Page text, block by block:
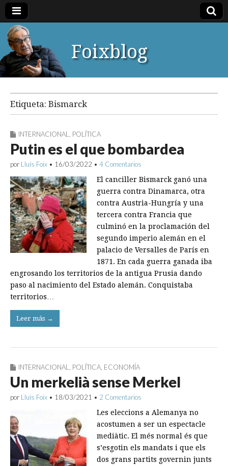
Foixblog
Etiqueta: Bismarck
INTERNACIONAL POLÍTICA
Putin es el que bombardea
por Lluís Foix • 16/03/2022 • 4 Comentarios
El canciller Bismarck ganó una
guerra contra Dinamarca, otra
contra Austria-Hungría y una
tercera contra Francia que
culminó en la proclamación del
segundo imperio alemán en el
palacio de Versalles de París en
1871. En cada guerra ganada iba
engrosando los territorios de la antigua Prusia dando
paso al nacimiento del Estado alemán. Conquistaba
territorios…
Leer más →
INTERNACIONAL POLÍTICA ECONOMÍA
Un merkelià sense Merkel
por Lluís Foix • 18/03/2021 • 2 Comentarios
Les eleccions a Alemanya no
acostumen a ser un espectacle
mediàtic. El més normal és que
s’esgotin els mandats i que els
dos grans partits governin junts